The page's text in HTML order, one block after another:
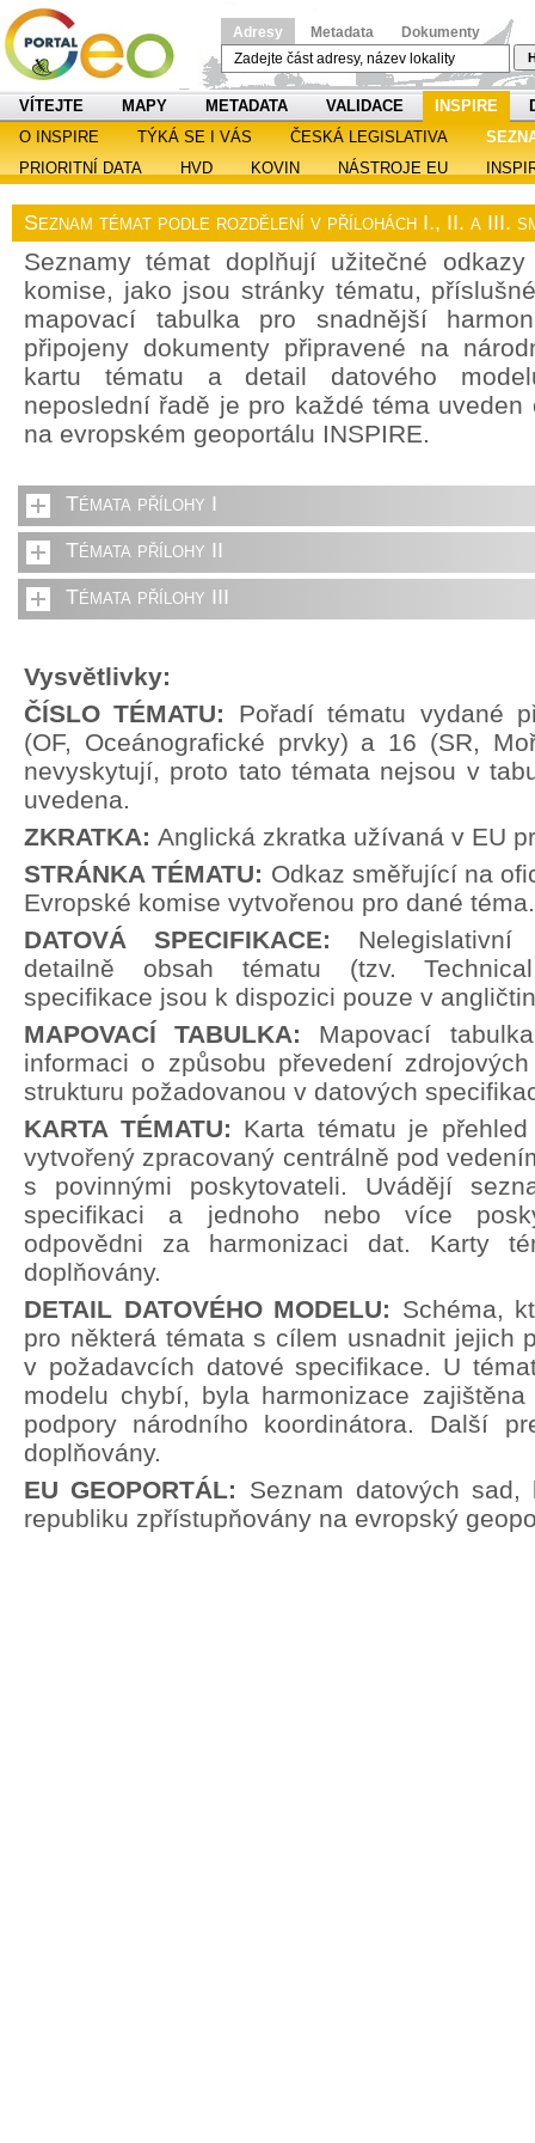
Adresy Metadata Dokumenty
VÍTEJTE MAPY METADATA VALIDACE INSPIRE
O INSPIRE
TÝKÁ SE I VÁS ČESKÁ LEGISLATIVA
PRIORITNÍ DATA
HVD KOVIN NÁSTROJE EU
Seznam témat podle rozdělení v přílohách I., II. a III.
Seznamy témat doplňují užitečné
komise, jako jsou stránky tématu,
mapovací tabulka pro snadnější
připojeny dokumenty připravené na
kartu tématu a detail datového
neposlední řadě je pro každé téma
na evropském geoportálu INSPIRE.
Témata přílohy I
Témata přílohy II
Témata přílohy III
Vysvětlivky:
ČÍSLO TÉMATU: Pořadí tématu vydané
(OF, Oceánografické prvky) a 16 (SR,
nevyskytují, proto tato témata nejsou v
uvedena.
ZKRATKA: Anglická zkratka užívaná v EU
STRÁNKA TÉMATU: Odkaz směřující na
Evropské komise vytvořenou pro dané téma.
DATOVÁ SPECIFIKACE:
detailně obsah tématu (tzv.
specifikace jsou k dispozici pouze v
MAPOVACÍ TABULKA: Mapovací
informaci o způsobu převedení
strukturu požadovanou v datových
KARTA TÉMATU: Karta tématu je
vytvořený zpracovaný centrálně pod
s povinnými poskytovateli. Uvádějí
specifikaci a jednoho nebo více
odpovědni za harmonizaci dat. Karty
doplňovány.
DETAIL DATOVÉHO MODELU: Schéma,
pro některá témata s cílem usnadnit jejich
v požadavcích datové specifikace. U
modelu chybí, byla harmonizace
podpory národního koordinátora. Další
doplňovány.
EU GEOPORTÁL: Seznam datových
republiku zpřístupňovány na evropský